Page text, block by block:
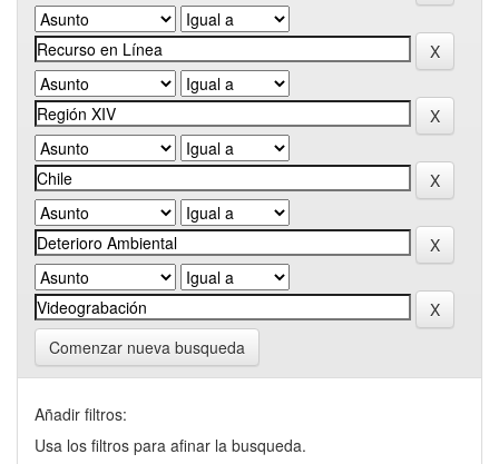
Comenzar nueva busqueda
Añadir filtros:
Usa los filtros para afinar la busqueda.